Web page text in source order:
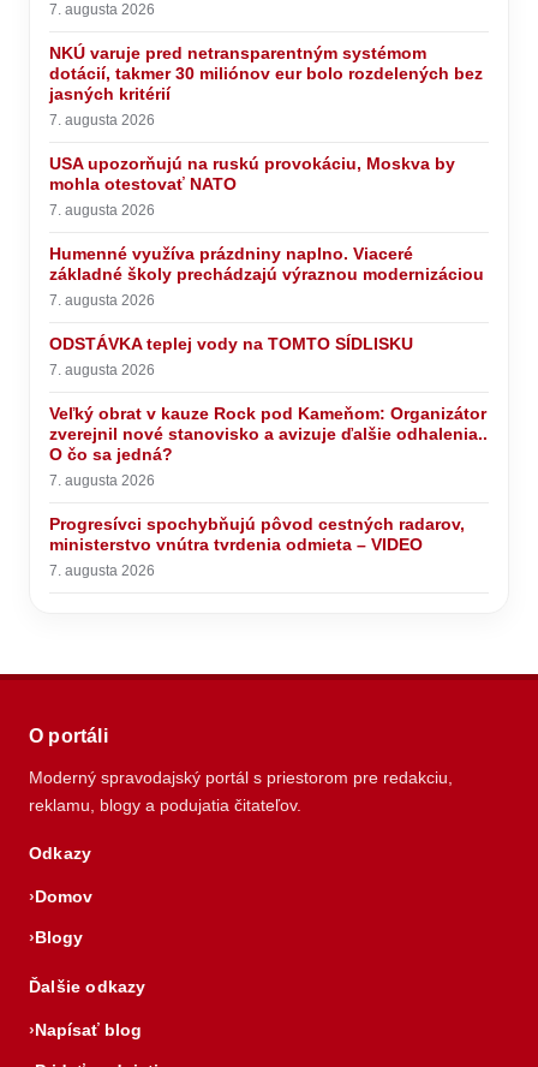
7. augusta 2026
NKÚ varuje pred netransparentným systémom
dotácií, takmer 30 miliónov eur bolo rozdelených bez
jasných kritérií
7. augusta 2026
USA upozorňujú na ruskú provokáciu, Moskva by
mohla otestovať NATO
7. augusta 2026
Humenné využíva prázdniny naplno. Viaceré
základné školy prechádzajú výraznou modernizáciou
7. augusta 2026
ODSTÁVKA teplej vody na TOMTO SÍDLISKU
7. augusta 2026
Veľký obrat v kauze Rock pod Kameňom: Organizátor
zverejnil nové stanovisko a avizuje ďalšie odhalenia..
O čo sa jedná?
7. augusta 2026
Progresívci spochybňujú pôvod cestných radarov,
ministerstvo vnútra tvrdenia odmieta – VIDEO
7. augusta 2026
O portáli
Moderný spravodajský portál s priestorom pre redakciu,
reklamu, blogy a podujatia čitateľov.
Odkazy
Domov
Blogy
Ďalšie odkazy
Napísať blog